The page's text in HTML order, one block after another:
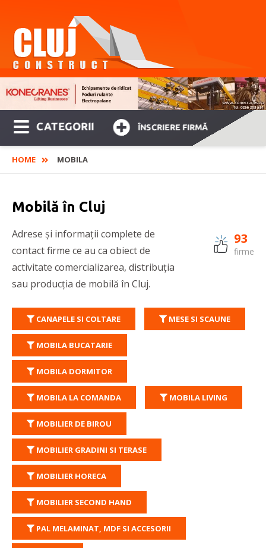
CATEGORII ÎNSCRIERE FIRMĂ
HOME MOBILA
Mobilă în Cluj
Adrese și informații complete de
contact firme ce au ca obiect de
activitate comercializarea, distribuția
sau producția de mobilă în Cluj.
93
firme
CANAPELE SI COLTARE MESE SI SCAUNE
MOBILA BUCATARIE
MOBILA DORMITOR
MOBILA LA COMANDA MOBILA LIVING
MOBILIER DE BIROU
MOBILIER GRADINI SI TERASE
MOBILIER HORECA
MOBILIER SECOND HAND
PAL MELAMINAT, MDF SI ACCESORII